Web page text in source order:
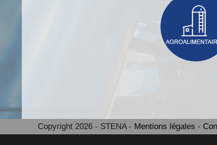
Copyright 2026 - STENA - Mentions légales -